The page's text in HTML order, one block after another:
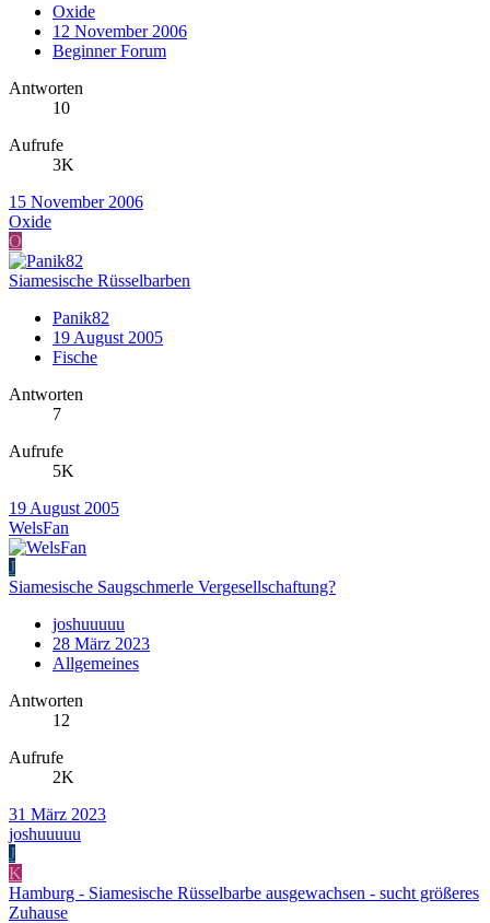
Oxide
12 November 2006
Beginner Forum
Antworten
10
Aufrufe
3K
15 November 2006
Oxide
O
Siamesische Rüsselbarben
Panik82
19 August 2005
Fische
Antworten
7
Aufrufe
5K
19 August 2005
WelsFan
J
Siamesische Saugschmerle Vergesellschaftung?
joshuuuuu
28 März 2023
Allgemeines
Antworten
12
Aufrufe
2K
31 März 2023
joshuuuuu
J
K
Hamburg - Siamesische Rüsselbarbe ausgewachsen - sucht größeres
Zuhause